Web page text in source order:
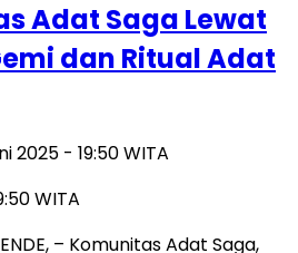
Adat Saga Lewat
dan Ritual Adat
2025 - 19:50 WITA
WITA
– Komunitas Adat Saga,